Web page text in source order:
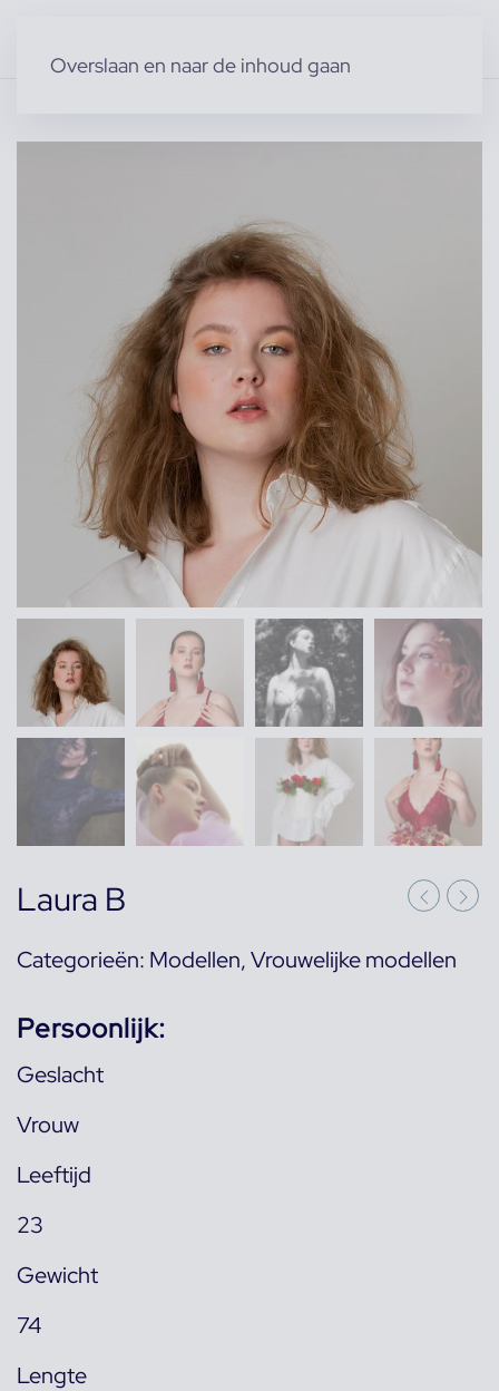
Overslaan en naar de inhoud gaan
Laura B
Categorieën: Modellen,Vrouwelijke modellen
Persoonlijk:
Geslacht
Vrouw
Leeftijd
23
Gewicht
74
Lengte